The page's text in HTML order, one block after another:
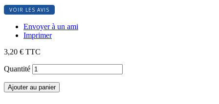
VOIR LES AVIS
Envoyer à un ami
Imprimer
3,20 € TTC
Quantité
Ajouter au panier